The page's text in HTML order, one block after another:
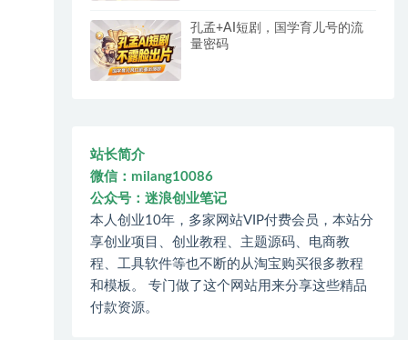
孔孟+AI短剧，国学育儿号的流
量密码
站长简介
微信：milang10086
公众号：迷浪创业笔记
本人创业10年，多家网站VIP付费会员，本站分
享创业项目、创业教程、主题源码、电商教
程、工具软件等也不断的从淘宝购买很多教程
和模板。 专门做了这个网站用来分享这些精品
付款资源。